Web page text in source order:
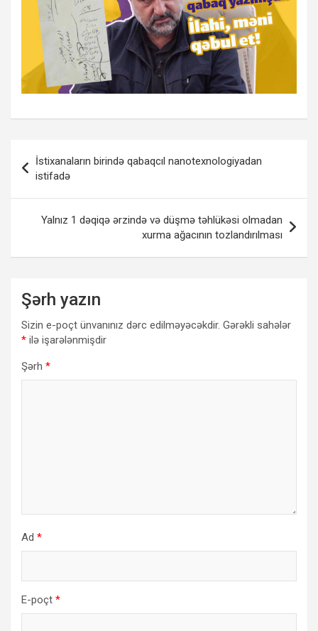
naviqasiyası
İstixanaların birində qabaqcıl nanotexnologiyadan
istifadə
Yalnız 1 dəqiqə ərzində və düşmə təhlükəsi olmadan
xurma ağacının tozlandırılması
Şərh yazın
Sizin e-poçt ünvanınız dərc edilməyəcəkdir. Gərəkli sahələr
* ilə işarələnmişdir
Şərh *
Ad *
E-poçt *